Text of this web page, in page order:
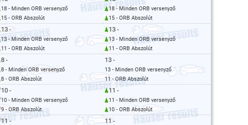
18 - Minden ORB versenyző
15 - ORB Abszolút
18 - Minden ORB versenyző
15 - ORB Abszolút
13 -
13 - Minden ORB versenyző
11 - ORB Abszolút
13 -
13 - Minden ORB versenyző
11 - ORB Abszolút
8 -
8 - Minden ORB versenyző
8 - ORB Abszolút
13 -
13 - Minden ORB versenyző
11 - ORB Abszolút
10 -
10 - Minden ORB versenyző
9 - ORB Abszolút
11 -
11 - Minden ORB versenyző
10 - ORB Abszolút
11 - 11 -